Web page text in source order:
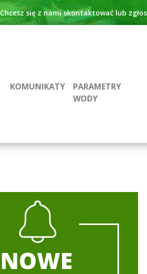
Chcesz się z nami skontaktować lub
KOMUNIKATY
PARAMETRY
WODY